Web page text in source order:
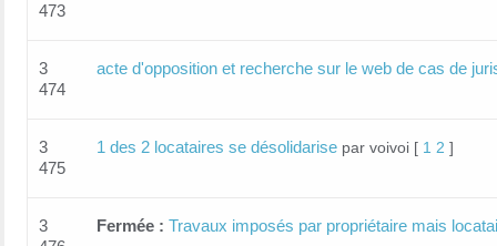
473
3
474
acte d'opposition et recherche sur le web de cas de
3
475
1 des 2 locataires se désolidarise par voivoi [ 1 2 ]
3
Fermée : Travaux imposés par propriétaire mais